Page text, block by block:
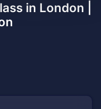
in London |